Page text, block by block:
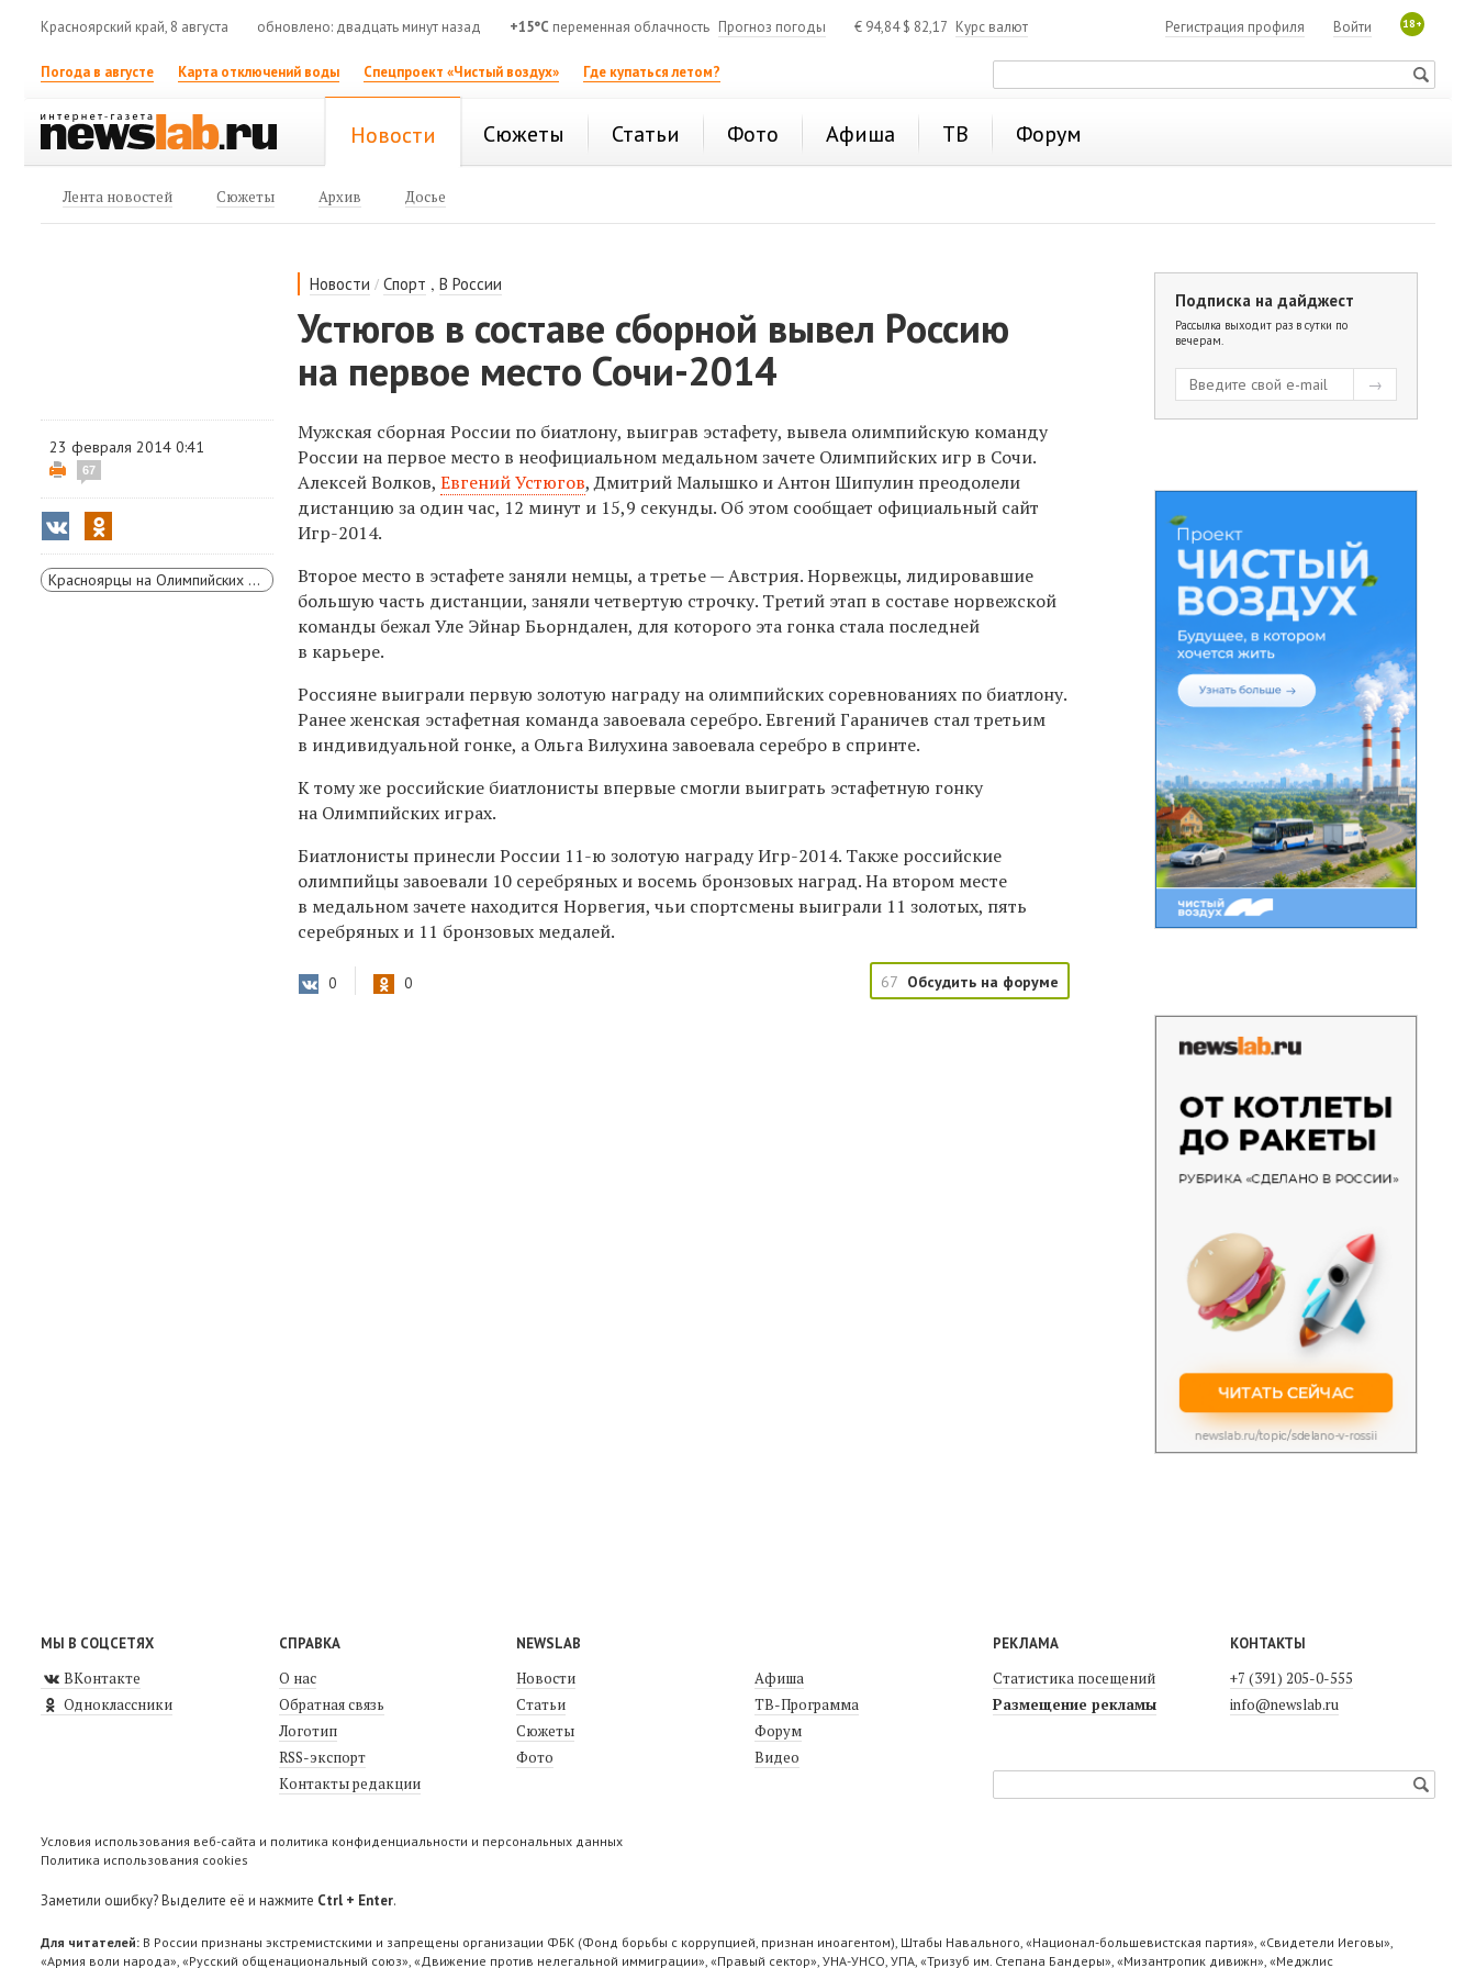
Красноярский край, 8 августа обновлено: двадцать минут назад +15°C переменная облачность Прогноз погоды € 94,84$ 82,17 Курс валют 18+
Войти
Регистрация профиля
Погода в августе Карта отключений воды Спецпроект «Чистый воздух» Где купаться летом?
Новости Сюжеты Статьи Фото Афиша ТВ Форум
Лента новостей Сюжеты Архив Досье
Новости /Спорт ,В России
Устюгов в составе сборной вывел Россию
на первое место Сочи-2014
23 февраля 2014 0:41
67
Красноярцы на Олимпийских играх
Мужская сборная России по биатлону, выиграв эстафету, вывела олимпийскую команду
России на первое место в неофициальном медальном зачете Олимпийских игр в Сочи.
Алексей Волков,Евгений Устюгов, Дмитрий Малышко и Антон Шипулин преодолели
дистанцию за один час, 12 минут и 15,9 секунды. Об этом сообщает официальный сайт
Игр-2014.
Второе место в эстафете заняли немцы, а третье — Австрия. Норвежцы, лидировавшие
большую часть дистанции, заняли четвертую строчку. Третий этап в составе норвежской
команды бежал Уле Эйнар Бьорндален, для которого эта гонка стала последней
в карьере.
Россияне выиграли первую золотую награду на олимпийских соревнованиях по биатлону.
Ранее женская эстафетная команда завоевала серебро. Евгений Гараничев стал третьим
в индивидуальной гонке, а Ольга Вилухина завоевала серебро в спринте.
К тому же российские биатлонисты впервые смогли выиграть эстафетную гонку
на Олимпийских играх.
Биатлонисты принесли России 11-ю золотую награду Игр-2014. Также российские
олимпийцы завоевали 10 серебряных и восемь бронзовых наград. На втором месте
в медальном зачете находится Норвегия, чьи спортсмены выиграли 11 золотых, пять
серебряных и 11 бронзовых медалей.
0 0 67 Обсудить на форуме
Подписка на дайджест
Рассылка выходит раз в сутки по
вечерам.
МЫ В СОЦСЕТЯХ
ВКонтакте
Одноклассники
СПРАВКА
О нас
Обратная связь
Логотип
RSS-экспорт
Контакты редакции
NEWSLAB
Новости
Статьи
Сюжеты
Фото
Афиша
ТВ-Программа
Форум
Видео
РЕКЛАМА
Статистика посещений
Размещение рекламы
КОНТАКТЫ
+7 (391) 205-0-555
info@newslab.ru
Условия использования веб-сайта и политика конфиденциальности и персональных данных
Политика использования cookies
Заметили ошибку? Выделите её и нажмите Ctrl + Enter.
Для читателей: В России признаны экстремистскими и запрещены организации ФБК (Фонд борьбы с коррупцией, признан иноагентом), Штабы Навального, «Национал-большевистская партия», «Свидетели Иеговы»,
«Армия воли народа», «Русский общенациональный союз», «Движение против нелегальной иммиграции», «Правый сектор», УНА-УНСО, УПА, «Тризуб им. Степана Бандеры», «Мизантропик дивижн», «Меджлис